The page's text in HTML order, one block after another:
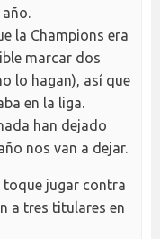
año.
la Champions era
marcar dos
lo hagan), así que
en la liga.
han dejado
nos van a dejar.
toque jugar contra
a tres titulares en